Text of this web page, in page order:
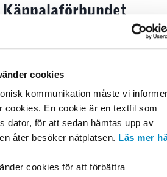
cookies
kommunikation måste vi
cookies. En cookie är en textfil som
dator, för att sedan hämtas upp av
åter besöker nätplatsen. Läs mer
cookies för att förbättra
dig en arbetsplats att vara
insats för miljön varje dag. Vi har
för att utveckla
har vi ett ledarskap där
Vi vill att våra anställda ska ha
flextid, friskvårdstimme,
till vårt eget gym. Vi har